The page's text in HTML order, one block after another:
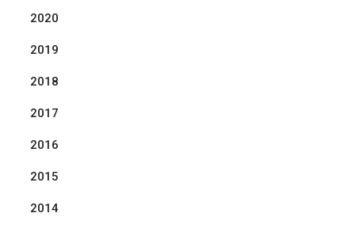
2020
2019
2018
2017
2016
2015
2014